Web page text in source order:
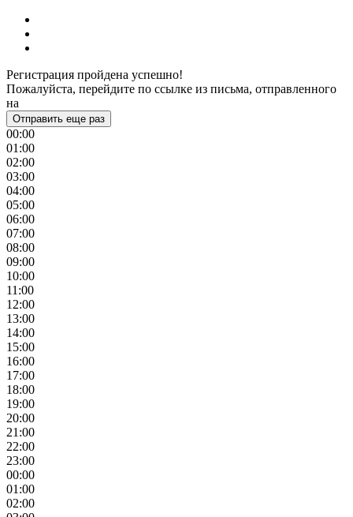
Регистрация пройдена успешно!
Пожалуйста, перейдите по ссылке из письма, отправленного
на
Отправить еще раз
00:00
01:00
02:00
03:00
04:00
05:00
06:00
07:00
08:00
09:00
10:00
11:00
12:00
13:00
14:00
15:00
16:00
17:00
18:00
19:00
20:00
21:00
22:00
23:00
00:00
01:00
02:00